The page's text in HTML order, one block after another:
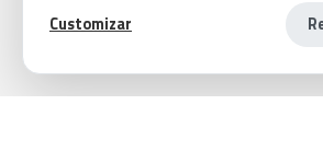
Customizar